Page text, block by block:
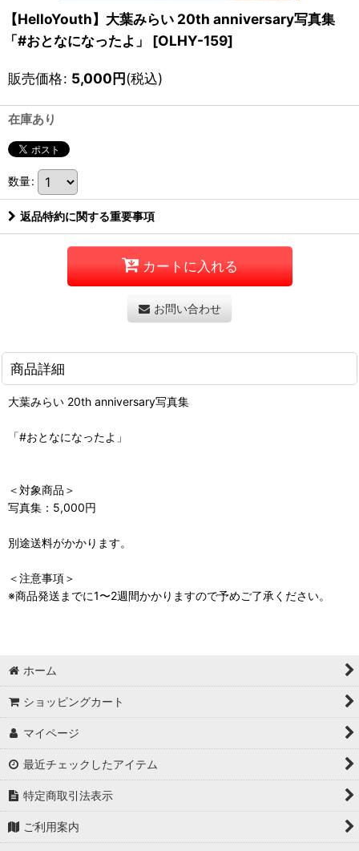
【HelloYouth】大葉みらい 20th anniversary写真集
「#おとなになったよ」
[OLHY-159]
販売価格: 5,000円(税込)
在庫あり
数量:
返品特約に関する重要事項
カートに入れる
お問い合わせ
商品詳細
大葉みらい 20th anniversary写真集
「#おとなになったよ」
＜対象商品＞
写真集：5,000円
別途送料がかかります。
＜注意事項＞
※商品発送までに1〜2週間かかりますので予めご了承ください。
ホーム
ショッピングカート
マイページ
最近チェックしたアイテム
特定商取引法表示
ご利用案内